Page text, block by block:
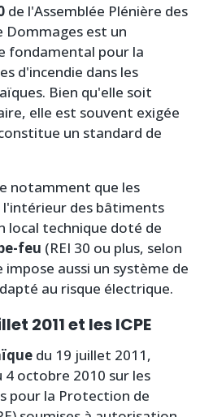
de l'Assemblée Plénière des
Dommages est un
fondamental pour la
d'incendie dans les
Bien qu'elle soit
elle est souvent exigée
un standard de
notamment que les
l'intérieur des bâtiments
local technique doté de
feu (REI 30 ou plus, selon
aussi un système de
au risque électrique.
2011 et les ICPE
du 19 juillet 2011,
octobre 2010 sur les
pour la Protection de